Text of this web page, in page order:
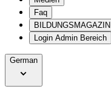
Faq
BILDUNGSMAGAZIN
Login Admin Bereich
German